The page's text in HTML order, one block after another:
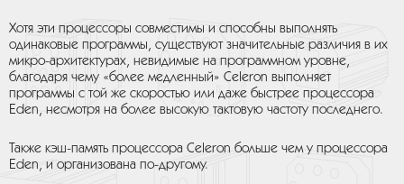
Хотя эти процессоры совместимы и способны выполнять
одинаковые программы, существуют значительные различия в их
микро-архитектурах, невидимые на программном уровне,
благодаря чему «более медленный» Celeron выполняет
программы с той же скоростью или даже быстрее процессора
Eden, несмотря на более высокую тактовую частоту последнего.
Также кэш-память процессора Celeron больше чем у процессора
Eden, и организована по-другому.